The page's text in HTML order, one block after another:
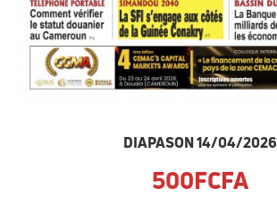
DIAPASON 14/04/2026
500FCFA